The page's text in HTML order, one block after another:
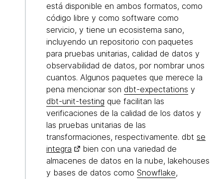
está disponible en ambos formatos, como
código libre y como software como
servicio, y tiene un ecosistema sano,
incluyendo un repositorio con paquetes
para pruebas unitarias, calidad de datos y
observabilidad de datos, por nombrar unos
cuantos. Algunos paquetes que merece la
pena mencionar son dbt-expectations y
dbt-unit-testing que facilitan las
verificaciones de la calidad de los datos y
las pruebas unitarias de las
transformaciones, respectivamente. dbt se
integra
bien con una variedad de
almacenes de datos en la nube, lakehouses
y bases de datos como Snowflake,